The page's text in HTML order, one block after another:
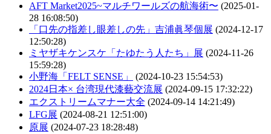
AFT Market2025~マルチワールズの航海術〜 (2025-01-
28 16:08:50)
「口先の指差し眼差しの先」吉浦眞琴個展 (2024-12-17
12:50:28)
ミヤザキケンスケ「たゆたう人たち」展 (2024-11-26
15:59:28)
小野海「FELT SENSE」
(2024-10-23 15:54:53)
2024日本× 台湾現代漆藝交流展 (2024-09-15 17:32:22)
エクストリームマナー大全 (2024-09-14 14:21:49)
LFG展 (2024-08-21 12:51:00)
原展 (2024-07-23 18:28:48)